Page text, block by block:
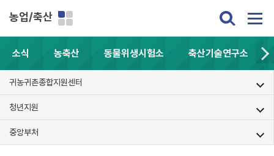
농업/축산
소식 농축산 동물위생시험소 축산기술연구소
귀농귀촌종합지원센터
청년지원
중앙부처